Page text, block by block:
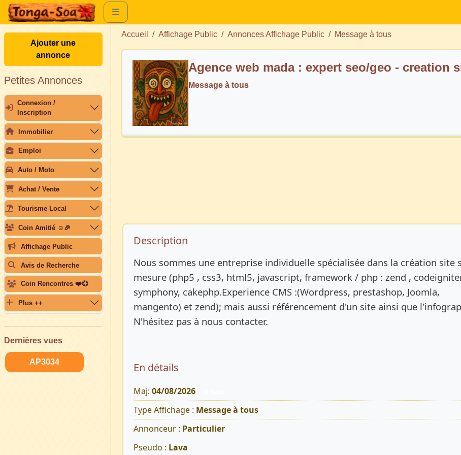
Ajouter une
annonce
Petites Annonces
Connexion /
Inscription
Immobilier
Emploi
Auto / Moto
Achat / Vente
Tourisme Local
Coin Amitié ☺️🎉
Affichage Public
Avis de Recherche
Coin Rencontres ❤️💞
Plus ++
Dernières vues
AP3034
Accueil Affichage Public Annonces Affichage Public Message à tous
Agence web mada : expert seo/geo - creation
Message à tous
Description de l’annonce
Description
Nous sommes une entreprise individuelle spécialisée dans la création site
mesure (php5 , css3, html5, javascript, framework / php : zend ,
symphony, cakephp.Experience CMS :(Wordpress, prestashop, Joomla,
mangento) et zend); mais aussi référencement d'un site ainsi que
N'hésitez pas à nous contacter.
En détails
Maj: 04/08/2026
Type Affichage : Message à tous
Annonceur : Particulier
Pseudo : Lava